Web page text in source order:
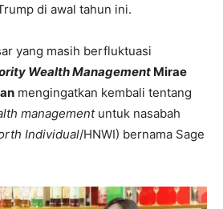
di awal tahun ini.
yang masih berfluktuasi
Wealth Management Mirae
mengingatkan kembali tentang
managementuntuk nasabah
Individual/HNWI) bernama Sage